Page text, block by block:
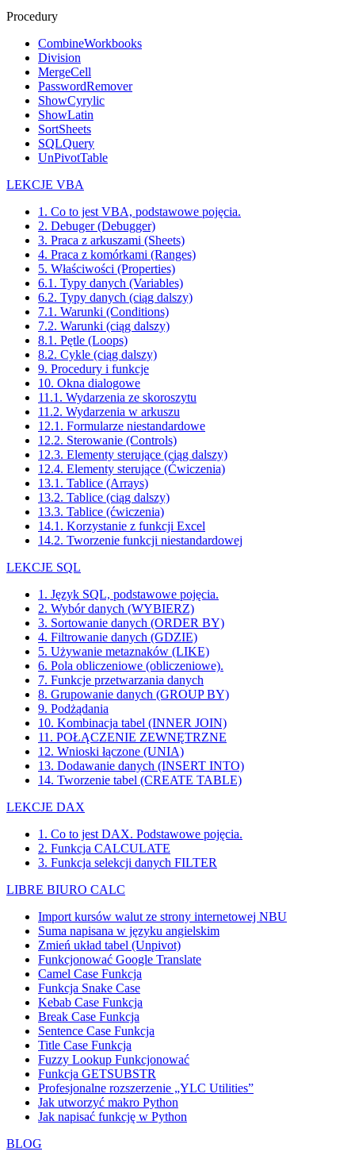
Procedury
CombineWorkbooks
Division
MergeCell
PasswordRemover
ShowCyrylic
ShowLatin
SortSheets
SQLQuery
UnPivotTable
LEKCJE VBA
1. Co to jest VBA, podstawowe pojęcia.
2. Debuger (Debugger)
3. Praca z arkuszami (Sheets)
4. Praca z komórkami (Ranges)
5. Właściwości (Properties)
6.1. Typy danych (Variables)
6.2. Typy danych (ciąg dalszy)
7.1. Warunki (Conditions)
7.2. Warunki (ciąg dalszy)
8.1. Pętle (Loops)
8.2. Cykle (ciąg dalszy)
9. Procedury i funkcje
10. Okna dialogowe
11.1. Wydarzenia ze skoroszytu
11.2. Wydarzenia w arkuszu
12.1. Formularze niestandardowe
12.2. Sterowanie (Controls)
12.3. Elementy sterujące (ciąg dalszy)
12.4. Elementy sterujące (Ćwiczenia)
13.1. Tablice (Arrays)
13.2. Tablice (ciąg dalszy)
13.3. Tablice (ćwiczenia)
14.1. Korzystanie z funkcji Excel
14.2. Tworzenie funkcji niestandardowej
LEKCJE SQL
1. Język SQL, podstawowe pojęcia.
2. Wybór danych (WYBIERZ)
3. Sortowanie danych (ORDER BY)
4. Filtrowanie danych (GDZIE)
5. Używanie metaznaków (LIKE)
6. Pola obliczeniowe (obliczeniowe).
7. Funkcje przetwarzania danych
8. Grupowanie danych (GROUP BY)
9. Podżądania
10. Kombinacja tabel (INNER JOIN)
11. POŁĄCZENIE ZEWNĘTRZNE
12. Wnioski łączone (UNIA)
13. Dodawanie danych (INSERT INTO)
14. Tworzenie tabel (CREATE TABLE)
LEKCJE DAX
1. Co to jest DAX. Podstawowe pojęcia.
2. Funkcja CALCULATE
3. Funkcja selekcji danych FILTER
LIBRE BIURO CALC
Import kursów walut ze strony internetowej NBU
Suma napisana w języku angielskim
Zmień układ tabel (Unpivot)
Funkcjonować Google Translate
Camel Case Funkcja
Funkcja Snake Case
Kebab Case Funkcja
Break Case Funkcja
Sentence Case Funkcja
Title Case Funkcja
Fuzzy Lookup Funkcjonować
Funkcja GETSUBSTR
Profesjonalne rozszerzenie „YLC Utilities”
Jak utworzyć makro Python
Jak napisać funkcję w Python
BLOG